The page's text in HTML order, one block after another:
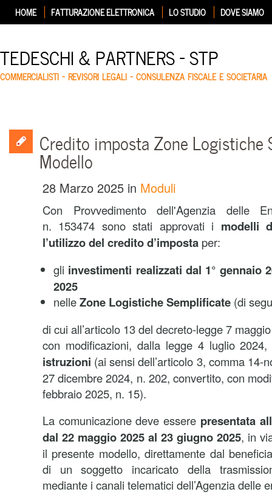
HOME FATTURAZIONE ELETTRONICA LO STUDIO DOVE SIAMO
TEDESCHI & PARTNERS – STP
COMMERCIALISTI – REVISORI LEGALI – CONSULENZA FISCALE E SOCIETARIA
Credito imposta Zone Logistiche
Modello
28 Marzo 2025 in Moduli
Con Provvedimento dell'Agenzia delle
n. 153474 sono stati approvati i modelli
l’utilizzo del credito d’imposta per:
gli investimenti realizzati dal 1° gennaio
2025
nelleZone Logistiche Semplificate (di
di cui all’articolo 13 del decreto-legge 7
con modificazioni, dalla legge 4 luglio
istruzioni (ai sensi dell’articolo 3, comma 14-
27 dicembre 2024, n. 202, convertito, con
febbraio 2025, n. 15).
La comunicazione deve essere presentata
dal 22 maggio 2025 al 23 giugno 2025, in
il presente modello, direttamente dal
di un soggetto incaricato della
mediante i canali telematici dell’Agenzia delle